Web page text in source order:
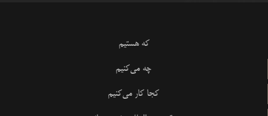
که هستیم
چه می‌کنیم
کجا کار می‌کنیم